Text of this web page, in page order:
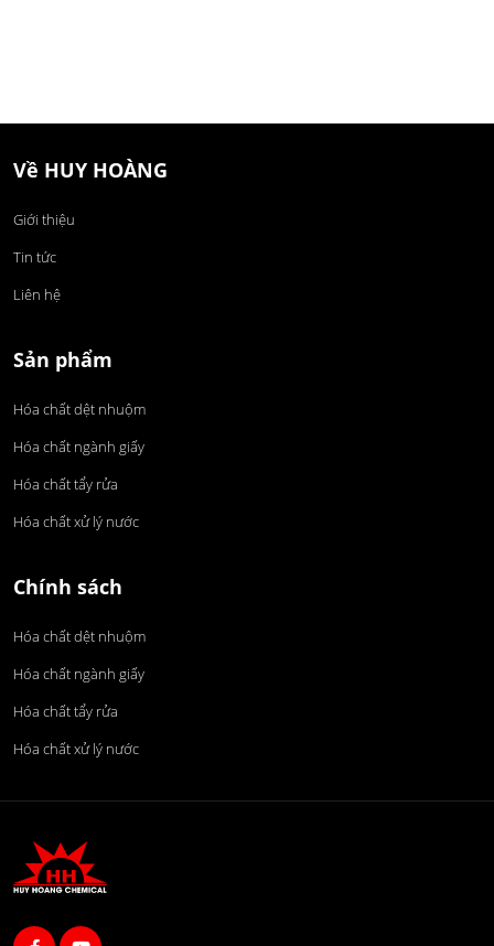
Về HUY HOÀNG
Giới thiệu
Tin tức
Liên hệ
Sản phẩm
Hóa chất dệt nhuộm
Hóa chất ngành giấy
Hóa chất tẩy rửa
Hóa chất xử lý nước
Chính sách
Hóa chất dệt nhuộm
Hóa chất ngành giấy
Hóa chất tẩy rửa
Hóa chất xử lý nước